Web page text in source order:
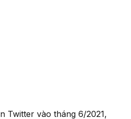
Twitter vào tháng 6/2021,